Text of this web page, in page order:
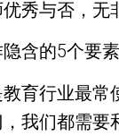
秀与否，无
含的5个要
育行业最
我们都需